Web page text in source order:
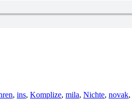
, ins, Komplize, mila, Nichte, novak,